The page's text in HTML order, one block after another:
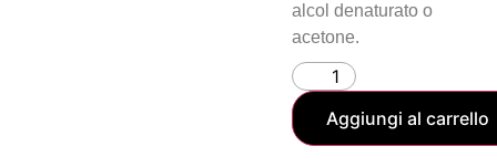
alcol denaturato o
acetone.
Aggiungi al carrello